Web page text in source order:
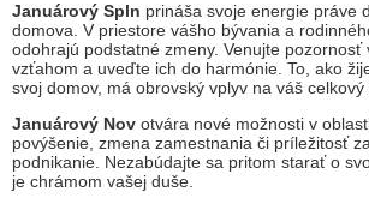
Januárový Spln prináša svoje energie práve
domova. V priestore vášho bývania a
odohrajú podstatné zmeny. Venujte pozornosť
vzťahom a uveďte ich do harmónie. To, ako
svoj domov, má obrovský vplyv na váš celkový
Januárový Nov otvára nové možnosti v
povýšenie, zmena zamestnania či príležitosť
podnikanie. Nezabúdajte sa pritom starať o
je chrámom vašej duše.